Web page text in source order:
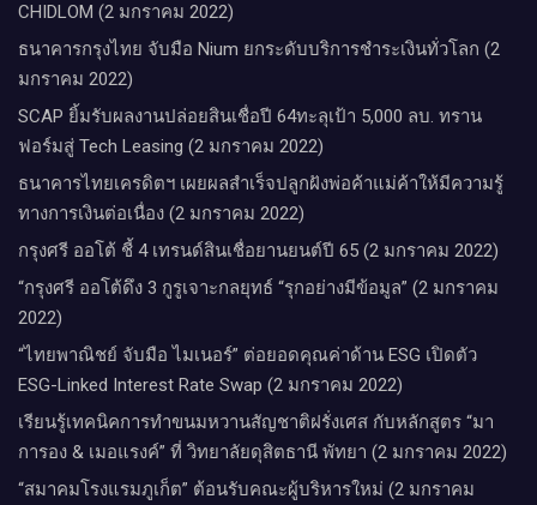
CHIDLOM (2 มกราคม 2022)
ธนาคารกรุงไทย จับมือ Nium ยกระดับบริการชำระเงินทั่วโลก (2
มกราคม 2022)
SCAP ยิ้มรับผลงานปล่อยสินเชื่อปี 64ทะลุเป้า 5,000 ลบ. ทราน
ฟอร์มสู่ Tech Leasing (2 มกราคม 2022)
ธนาคารไทยเครดิตฯ เผยผลสำเร็จปลูกฝังพ่อค้าแม่ค้าให้มีความรู้
ทางการเงินต่อเนื่อง (2 มกราคม 2022)
กรุงศรี ออโต้ ชี้ 4 เทรนด์สินเชื่อยานยนต์ปี 65 (2 มกราคม 2022)
“กรุงศรี ออโต้ดึง 3 กูรูเจาะกลยุทธ์ “รุกอย่างมีข้อมูล” (2 มกราคม
2022)
“ไทยพาณิชย์ จับมือ ไมเนอร์” ต่อยอดคุณค่าด้าน ESG เปิดตัว
ESG-Linked Interest Rate Swap (2 มกราคม 2022)
เรียนรู้เทคนิคการทำขนมหวานสัญชาติฝรั่งเศส กับหลักสูตร “มา
การอง & เมอแรงค์” ที่ วิทยาลัยดุสิตธานี พัทยา (2 มกราคม 2022)
“สมาคมโรงแรมภูเก็ต” ต้อนรับคณะผู้บริหารใหม่ (2 มกราคม